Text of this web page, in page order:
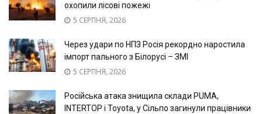
охопили лісові пожежі
5 СЕРПНЯ, 2026
Через удари по НПЗ Росія рекордно наростила
імпорт пального з Білорусі – ЗМІ
5 СЕРПНЯ, 2026
Російська атака знищила склади PUMA,
INTERTOP і Toyota, у Сільпо загинули працівники